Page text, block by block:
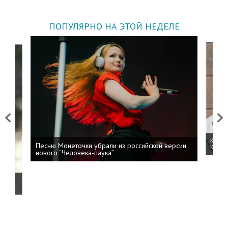
ПОПУЛЯРНО НА ЭТОЙ НЕДЕЛЕ
Previous
Песню Монеточки убрали из российской версии
нового “Человека-паука”
Next